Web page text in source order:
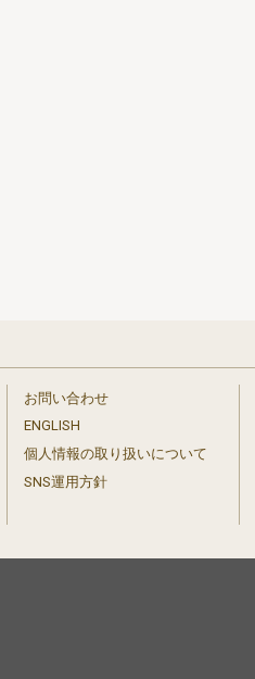
お問い合わせ
ENGLISH
個人情報の取り扱いについて
SNS運用方針